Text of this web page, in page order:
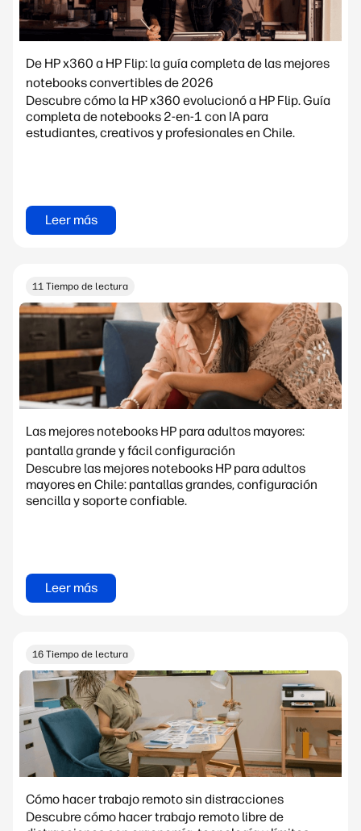
De HP x360 a HP Flip: la guía completa de las mejores
notebooks convertibles de 2026
Descubre cómo la HP x360 evolucionó a HP Flip. Guía
completa de notebooks 2-en-1 con IA para
estudiantes, creativos y profesionales en Chile.
Leer más
11 Tiempo de lectura
Las mejores notebooks HP para adultos mayores:
pantalla grande y fácil configuración
Descubre las mejores notebooks HP para adultos
mayores en Chile: pantallas grandes, configuración
sencilla y soporte confiable.
Leer más
16 Tiempo de lectura
Cómo hacer trabajo remoto sin distracciones
Descubre cómo hacer trabajo remoto libre de